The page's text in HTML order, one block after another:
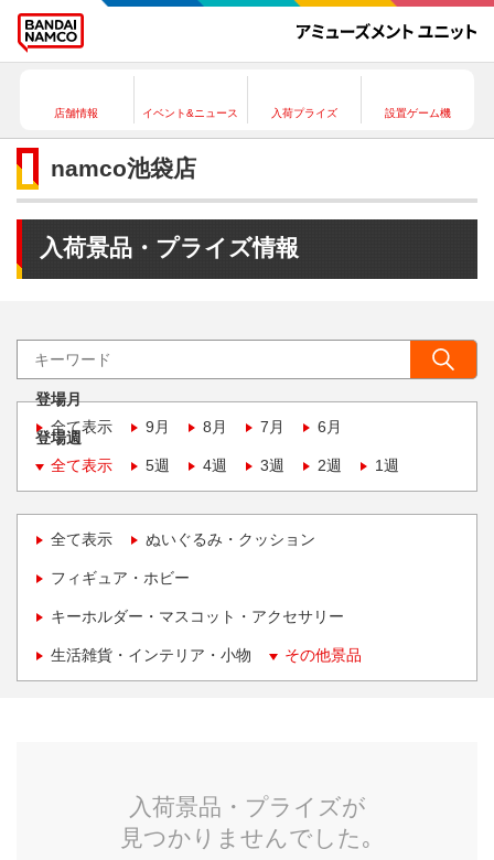
店舗情報 イベント&ニュース 入荷プライズ 設置ゲーム機
namco池袋店
入荷景品・プライズ情報
登場月
全て表示
9月 8月 7月 6月
登場週
全て表示
5週 4週 3週 2週 1週
全て表示 ぬいぐるみ・クッション
フィギュア・ホビー
キーホルダー・マスコット・アクセサリー
生活雑貨・インテリア・小物 その他景品